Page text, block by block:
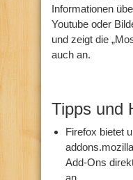
Informationen
Youtube oder
und zeigt die
auch an.
Tipps und
Firefox bietet
Add-Ons
an.